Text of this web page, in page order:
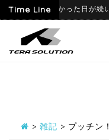
Time Line
月に入って暑かった日が続い
> 雑記 > プッチン！